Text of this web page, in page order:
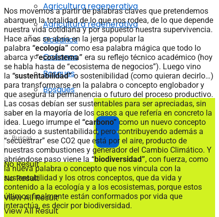
Agricultura regenerativa
Océanos
Bosques
No Result
View All Result
Agricultura regenerativa
Océanos
Bosques
No Result
View All Result
Nos movemos a partir de palabras claves que pretendemos
abarquen la totalidad de lo que nos rodea, de lo que depende
nuestra vida cotidiana y por supuesto nuestra supervivencia.
Hace años se abría en la jerga popular la
palabra “ecología” como esa palabra mágica que todo lo
abarca y“ecosistema” era su reflejo técnico académico (hoy
se habla hasta de “ecosistema de negocios”). Luego vino
la “sustentabilidad”o sostenibilidad (como quieran decirlo…)
para transformarse en la palabra o concepto englobador y
que asegura la permanencia o futuro del proceso productivo.
Las cosas debían ser sustentables para ser apreciadas, sin
saber en la mayoría de los casos a que refería en concreto la
idea. Luego irrumpe el “carbono” como un nuevo concepto
asociado a sustentabilidad, pero contribuyendo además a
“secuestrar” ese CO2 que está por el aire, producto de
nuestras combustiones y generador del Cambio Climático. Y
abriéndose paso viene la“biodiversidad”, con fuerza, como
la nueva palabra o concepto que nos vincula con la
sustentabilidad y los otros conceptos, que da vida y
contenido a la ecología y a los ecosistemas, porque estos
últimos finalmente están conformados por vida que
interactúa, es decir por biodiversidad.